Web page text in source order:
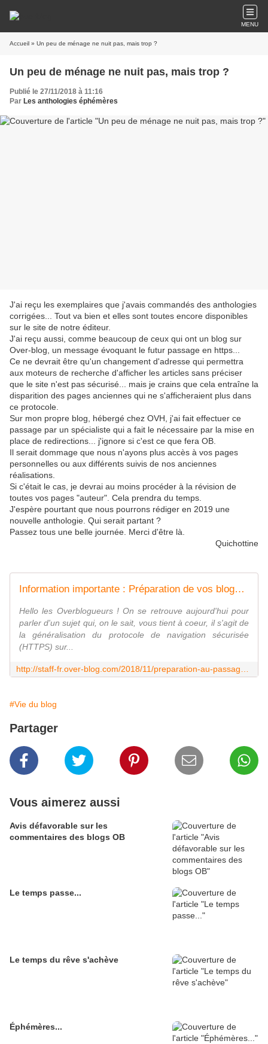
MENU
Accueil » Un peu de ménage ne nuit pas, mais trop ?
Un peu de ménage ne nuit pas, mais trop ?
Publié le 27/11/2018 à 11:16
Par Les anthologies éphémères
J'ai reçu les exemplaires que j'avais commandés des anthologies
corrigées... Tout va bien et elles sont toutes encore disponibles
sur le site de notre éditeur.
J'ai reçu aussi, comme beaucoup de ceux qui ont un blog sur
Over-blog, un message évoquant le futur passage en https...
Ce ne devrait être qu'un changement d'adresse qui permettra
aux moteurs de recherche d'afficher les articles sans préciser
que le site n'est pas sécurisé... mais je crains que cela entraîne la
disparition des pages anciennes qui ne s'afficheraient plus dans
ce protocole.
Sur mon propre blog, hébergé chez OVH, j'ai fait effectuer ce
passage par un spécialiste qui a fait le nécessaire par la mise en
place de redirections... j'ignore si c'est ce que fera OB.
Il serait dommage que nous n'ayons plus accès à vos pages
personnelles ou aux différents suivis de nos anciennes
réalisations.
Si c'était le cas, je devrai au moins procéder à la révision de
toutes vos pages "auteur". Cela prendra du temps.
J'espère pourtant que nous pourrons rédiger en 2019 une
nouvelle anthologie. Qui serait partant ?
Passez tous une belle journée. Merci d'être là.
Quichottine
Information importante : Préparation de vos blogs au passage à l'HTTPS - Overblog France
Hello les Overblogueurs ! On se retrouve aujourd'hui pour
parler d'un sujet qui, on le sait, vous tient à coeur, il s'agit de
la généralisation du protocole de navigation sécurisée
(HTTPS) sur...
#Vie du blog
Partager
Vous aimerez aussi
Avis défavorable sur les
commentaires des blogs OB
Le temps passe...
Le temps du rêve s'achève
Éphémères...